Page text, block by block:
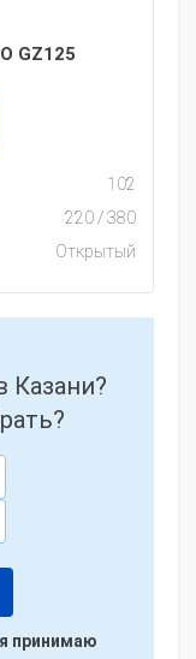
GZ125
102
220 / 380
Открытый
Казани?
принимаю